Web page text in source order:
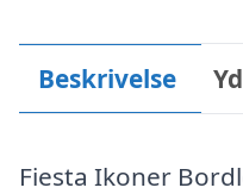
Beskrivelse
Fiesta Ikoner